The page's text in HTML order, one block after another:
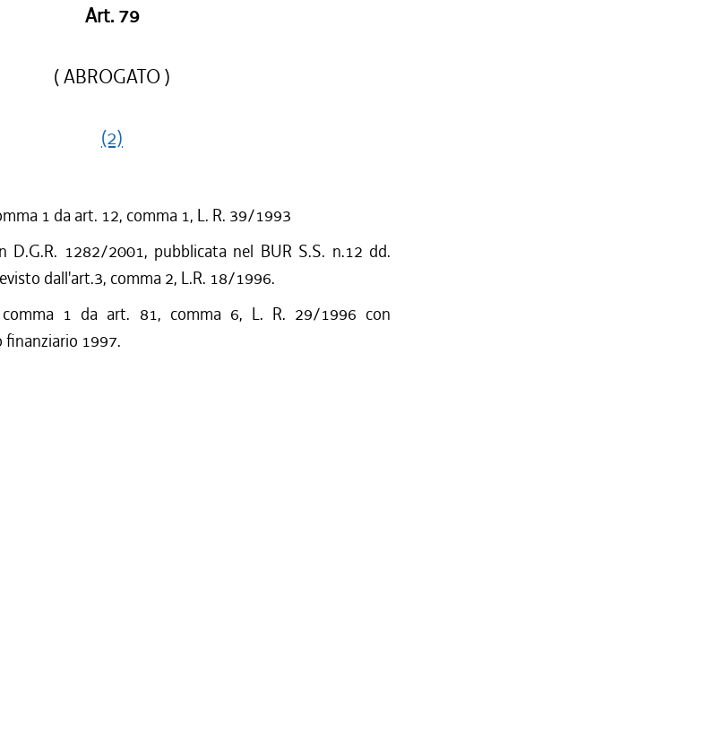
Art. 79
( ABROGATO )
(2)
1 da art. 12, comma 1, L. R. 39/1993
D.G.R. 1282/2001, pubblicata nel BUR S.S. n.12 dd.
dall'art.3, comma 2, L.R. 18/1996.
comma 1 da art. 81, comma 6, L. R. 29/1996 con
finanziario 1997.